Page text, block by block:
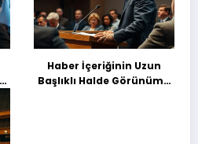
Haber İçeriğinin Uzun
Başlıklı Halde Görünümü